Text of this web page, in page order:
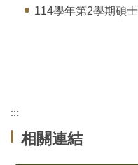
114學年第2學期碩
:::
相關連結